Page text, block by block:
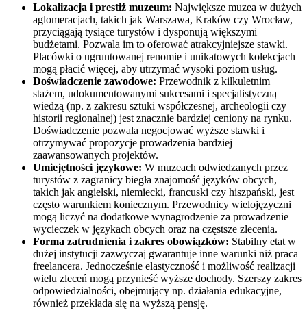
Lokalizacja i prestiż muzeum: Największe muzea w dużych
aglomeracjach, takich jak Warszawa, Kraków czy Wrocław,
przyciągają tysiące turystów i dysponują większymi
budżetami. Pozwala im to oferować atrakcyjniejsze stawki.
Placówki o ugruntowanej renomie i unikatowych kolekcjach
mogą płacić więcej, aby utrzymać wysoki poziom usług.
Doświadczenie zawodowe: Przewodnik z kilkuletnim
stażem, udokumentowanymi sukcesami i specjalistyczną
wiedzą (np. z zakresu sztuki współczesnej, archeologii czy
historii regionalnej) jest znacznie bardziej ceniony na rynku.
Doświadczenie pozwala negocjować wyższe stawki i
otrzymywać propozycje prowadzenia bardziej
zaawansowanych projektów.
Umiejętności językowe: W muzeach odwiedzanych przez
turystów z zagranicy biegła znajomość języków obcych,
takich jak angielski, niemiecki, francuski czy hiszpański, jest
często warunkiem koniecznym. Przewodnicy wielojęzyczni
mogą liczyć na dodatkowe wynagrodzenie za prowadzenie
wycieczek w językach obcych oraz na częstsze zlecenia.
Forma zatrudnienia i zakres obowiązków: Stabilny etat w
dużej instytucji zazwyczaj gwarantuje inne warunki niż praca
freelancera. Jednocześnie elastyczność i możliwość realizacji
wielu zleceń mogą przynieść wyższe dochody. Szerszy zakres
odpowiedzialności, obejmujący np. działania edukacyjne,
również przekłada się na wyższą pensję.